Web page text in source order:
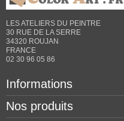
LES ATELIERS DU PEINTRE
30 RUE DE LA SERRE
34320 ROUJAN
FRANCE
02 30 96 05 86
Informations
Nos produits